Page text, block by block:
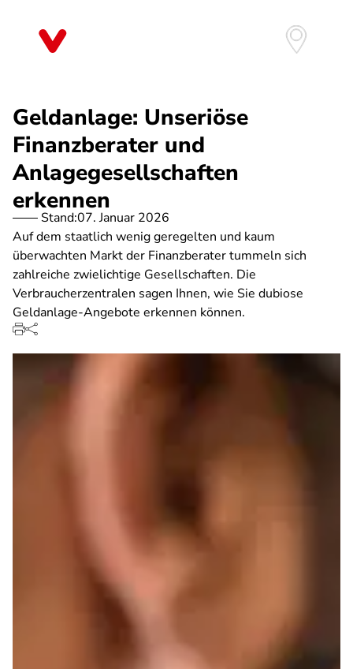
Geldanlage: Unseriöse
Finanzberater und
Anlagegesellschaften
erkennen
Stand:07. Januar 2026
Auf dem staatlich wenig geregelten und kaum
überwachten Markt der Finanzberater tummeln sich
zahlreiche zwielichtige Gesellschaften. Die
Verbraucherzentralen sagen Ihnen, wie Sie dubiose
Geldanlage-Angebote erkennen können.